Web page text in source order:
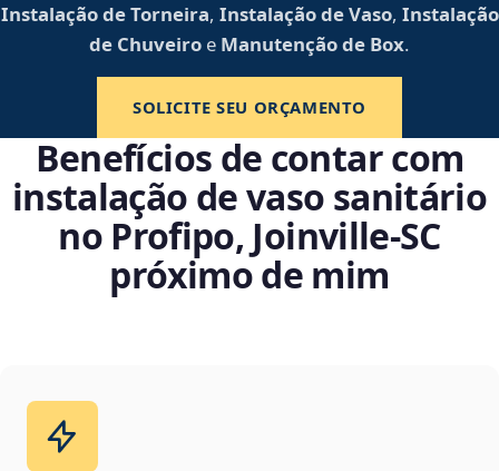
Instalação de Torneira, Instalação de Vaso, Instalação
de Chuveiro e Manutenção de Box.
SOLICITE SEU ORÇAMENTO
Benefícios de contar com
instalação de vaso sanitário
no Profipo, Joinville‑SC
próximo de mim